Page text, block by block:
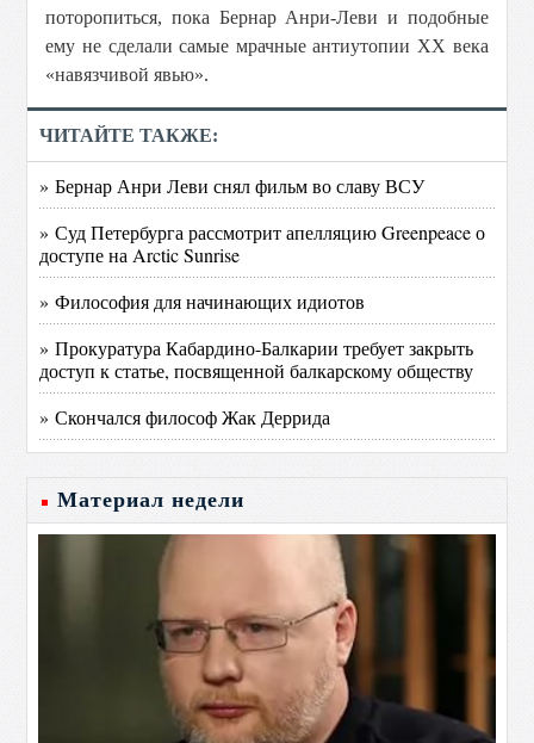
поторопиться, пока Бернар Анри-Леви и подобные
ему не сделали самые мрачные антиутопии ХХ века
«навязчивой явью».
ЧИТАЙТЕ ТАКЖЕ:
» Бернар Анри Леви снял фильм во славу ВСУ
» Суд Петербурга рассмотрит апелляцию Greenpeace о
доступе на Arctic Sunrise
» Философия для начинающих идиотов
» Прокуратура Кабардино-Балкарии требует закрыть
доступ к статье, посвященной балкарскому обществу
» Скончался философ Жак Деррида
Материал недели